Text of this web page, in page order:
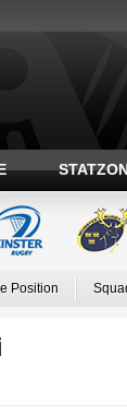
Position